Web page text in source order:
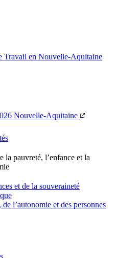
Travail en Nouvelle-Aquitaine
Nouvelle-Aquitaine
la pauvreté, l’enfance et la
et de la souveraineté
l’autonomie et des personnes